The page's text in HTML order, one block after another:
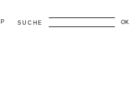
SUCHE OK